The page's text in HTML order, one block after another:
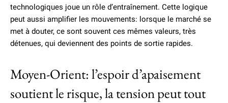
technologiques joue un rôle d’entraînement. Cette logique
peut aussi amplifier les mouvements: lorsque le marché se
met à douter, ce sont souvent ces mêmes valeurs, très
détenues, qui deviennent des points de sortie rapides.
Moyen-Orient: l’espoir d’apaisement
soutient le risque, la tension peut tout